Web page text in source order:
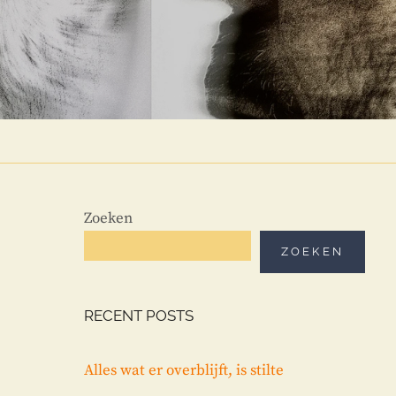
Zoeken
ZOEKEN
RECENT POSTS
Alles wat er overblijft, is stilte